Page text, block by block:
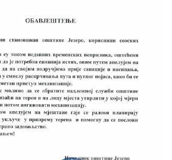
раду начелника
СКУПШТИНА
вијеће општине језеро